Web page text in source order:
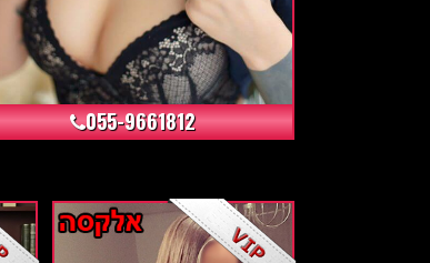
+4
055-9661812